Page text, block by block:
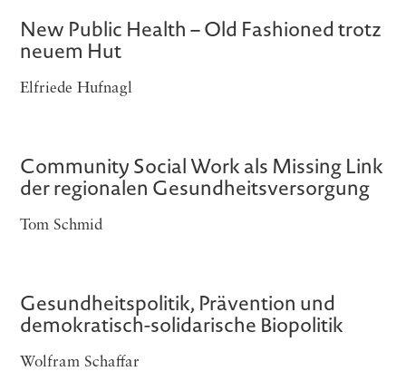
New Public Health – Old Fashioned trotz
neuem Hut
Elfriede Hufnagl
Community Social Work als Missing Link
der regionalen Gesundheitsversorgung
Tom Schmid
Gesundheitspolitik, Prävention und
demokratisch-solidarische Biopolitik
Wolfram Schaffar